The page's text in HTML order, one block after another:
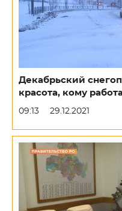
Декабрьский
красота, кому
09:13 29.12.2021